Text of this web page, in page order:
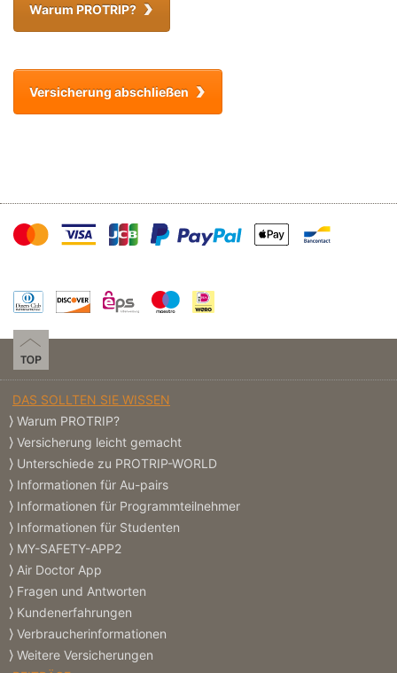
Warum PROTRIP?
Versicherung abschließen
DAS SOLLTEN SIE WISSEN
Warum PROTRIP?
Versicherung leicht gemacht
Unterschiede zu PROTRIP-WORLD
Informationen für Au-pairs
Informationen für Programmteilnehmer
Informationen für Studenten
MY-SAFETY-APP2
Air Doctor App
Fragen und Antworten
Kundenerfahrungen
Verbraucherinformationen
Weitere Versicherungen